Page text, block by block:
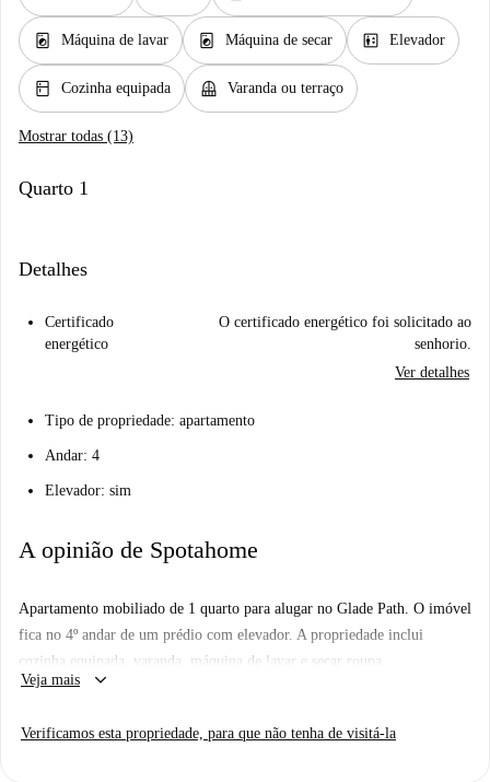
local_laundry_service Máquina de lavar local_laundry_service Máquina de secar elevator Elevador
kitchen Cozinha equipada balcony Varanda ou terraço
Mostrar todas (13)
Quarto 1
Detalhes
Certificado
energético
O certificado energético foi solicitado ao
senhorio.
Ver detalhes
Tipo de propriedade: apartamento
Andar: 4
Elevador: sim
A opinião de Spotahome
Apartamento mobiliado de 1 quarto para alugar no Glade Path. O imóvel
fica no 4º andar de um prédio com elevador. A propriedade inclui
cozinha equipada, varanda, máquina de lavar e secar roupa.
Veja mais
keyboard_arrow_down
Verificamos esta propriedade, para que não tenha de visitá-la